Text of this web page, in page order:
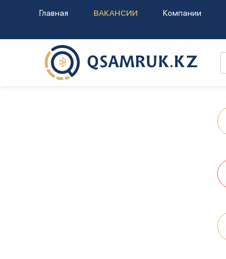
Главная ВАКАНСИИ Компании